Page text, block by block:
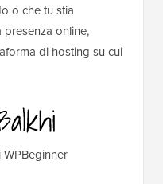
o che tu stia
online,
di hosting su cui